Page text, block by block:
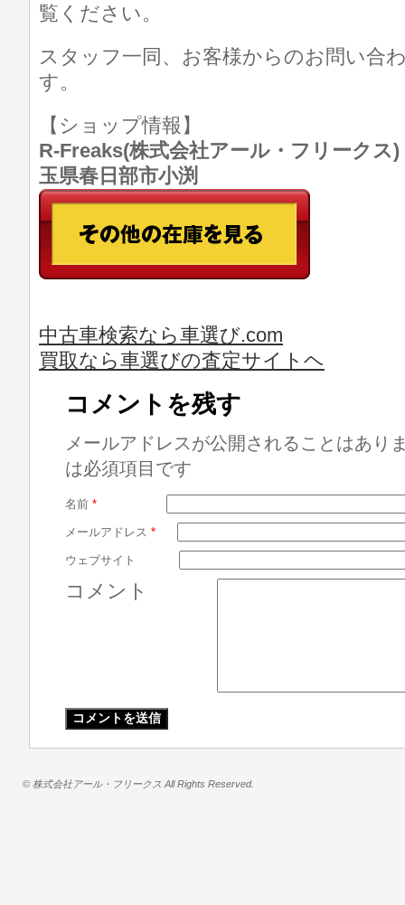
覧ください。
スタッフ一同、お客様からのお問い合
す。
【ショップ情報】
R-Freaks(株式会社アール・フリーク
玉県春日部市小渕
中古車検索なら車選び.com
買取なら車選びの査定サイトヘ
コメントを残す
メールアドレスが公開されることはあり
は必須項目です
名前 *
メールアドレス *
ウェブサイト
コメント
© 株式会社アール・フリークス All Rights Reserved.